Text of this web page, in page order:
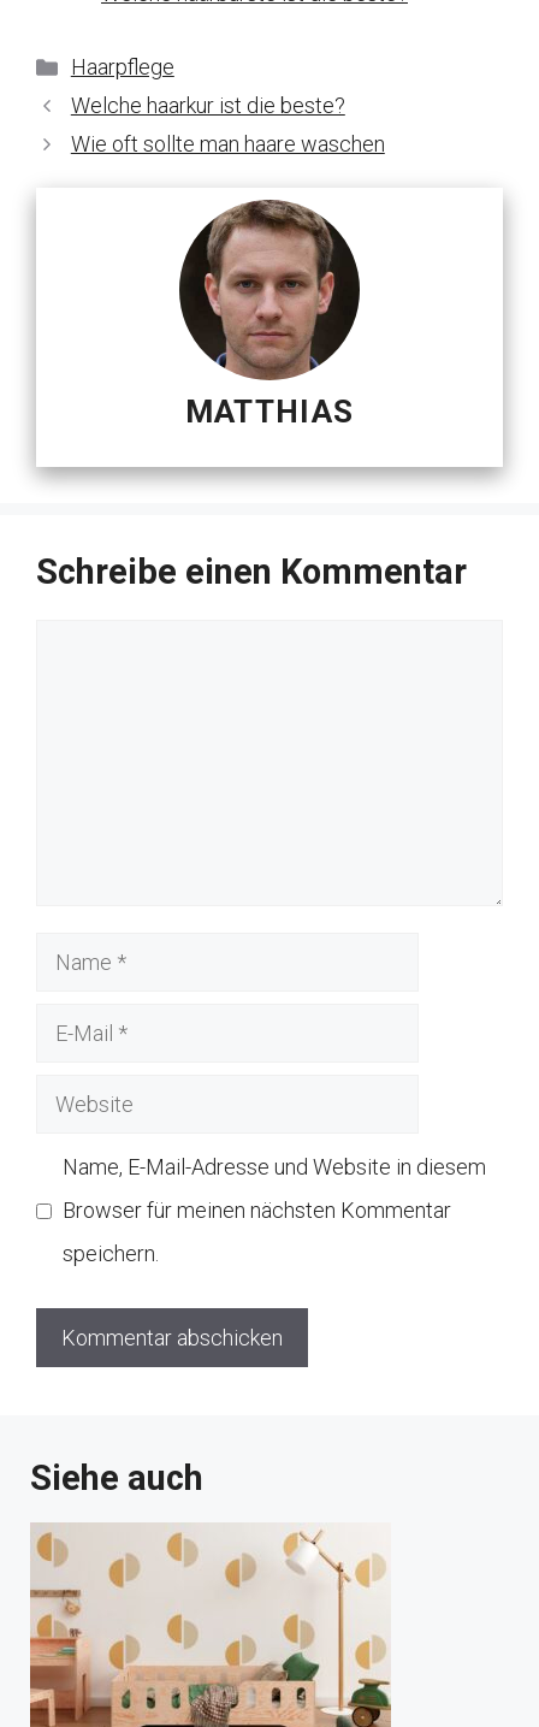
Kategorien
Haarpflege
Welche haarkur ist die beste?
Wie oft sollte man haare waschen
MATTHIAS
Schreibe einen Kommentar
Name
Website
Name, E-Mail-Adresse und Website in diesem
Browser für meinen nächsten Kommentar
speichern.
Siehe auch